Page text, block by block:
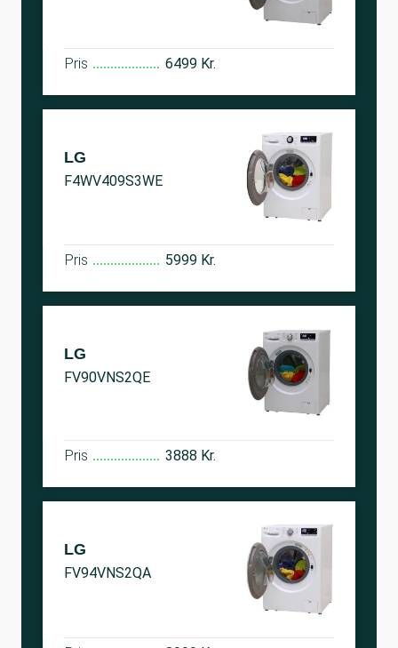
Pris 6499 Kr.
LG
F4WV409S3WE
Pris 5999 Kr.
LG
FV90VNS2QE
Pris 3888 Kr.
LG
FV94VNS2QA